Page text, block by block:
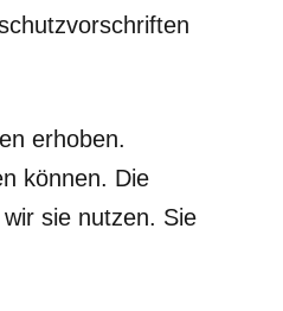
erhoben.
können. Die
sie nutzen. Sie